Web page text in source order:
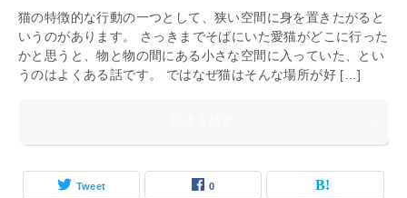
猫の特徴的な行動の一つとして、狭い空間に身を置きたがると
いうのがあります。 さっきまでそばにいた愛猫がどこに行った
かと思うと、物と物の間にある小さな空間に入っていた、とい
うのはよくある話です。 ではなぜ猫はそんな場所が好 […]
Tweet 0